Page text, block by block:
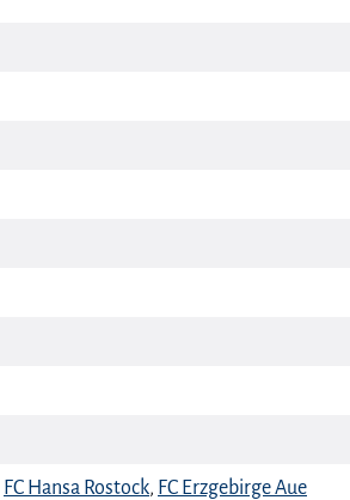
FC Hansa Rostock, FC Erzgebirge Aue